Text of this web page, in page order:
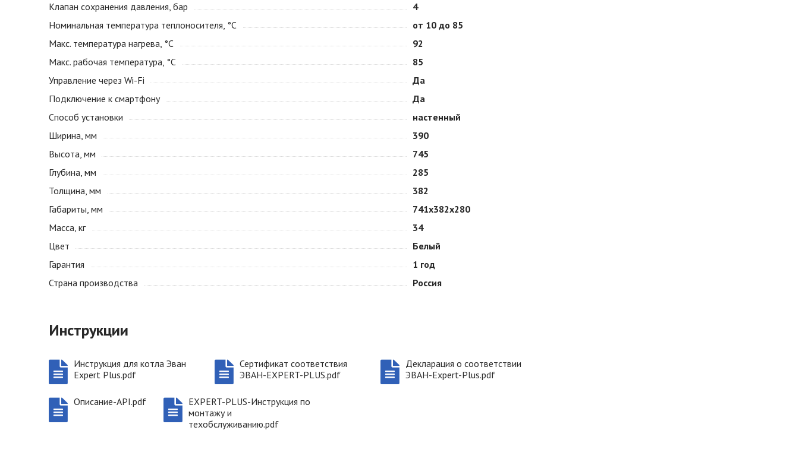
Клапан сохранения давления, бар
4
Номинальная температура теплоносителя, °С
от 10 до 85
Макс. температура нагрева, °С
92
Макс. рабочая температура, °С
85
Управление через Wi-Fi
Да
Подключение к смартфону
Да
Способ установки
настенный
Ширина, мм
390
Высота, мм
745
Глубина, мм
285
Толщина, мм
382
Габариты, мм
741x382x280
Масса, кг
34
Цвет
Белый
Гарантия
1 год
Страна производства
Россия
Инструкции
Инструкция для котла Эван
Expert Plus.pdf
Сертификат соответствия
ЭВАН-EXPERT-PLUS.pdf
Декларация о соответствии
ЭВАН-Expert-Plus.pdf
Описание-API.pdf
EXPERT-PLUS-Инструкция по
монтажу и
техобслуживанию.pdf